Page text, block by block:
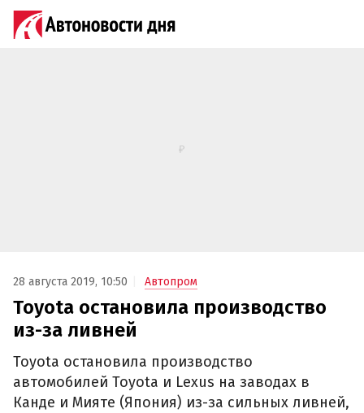
28 августа 2019, 10:50 Автопром
Toyota остановила производство
из-за ливней
Toyota остановила производство
автомобилей Toyota и Lexus на заводах в
Канде и Мияте (Япония) из-за сильных ливней,